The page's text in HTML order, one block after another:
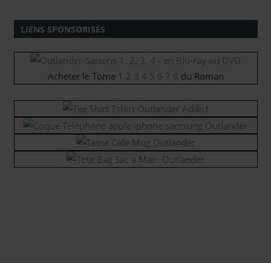
LIENS SPONSORISÉS
Acheter le Tome 1 2 3 4 5 6 7 8 du Roman